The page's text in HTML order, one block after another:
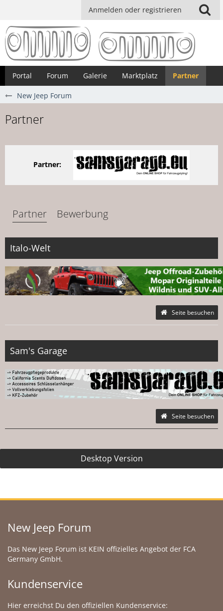
Anmelden oder registrieren
Portal Forum Galerie Marktplatz Partner
New Jeep Forum
Partner
Partner:
Partner Bewerbung
Italo-Welt
Seite besuchen
Sam's Garage
Seite besuchen
Desktop Version
New Jeep Forum
Das New Jeep Forum ist KEIN offizielles Angebot der FCA
Germany GmbH.
Kundenservice
Hier erreichst Du den offiziellen Kundenservice: